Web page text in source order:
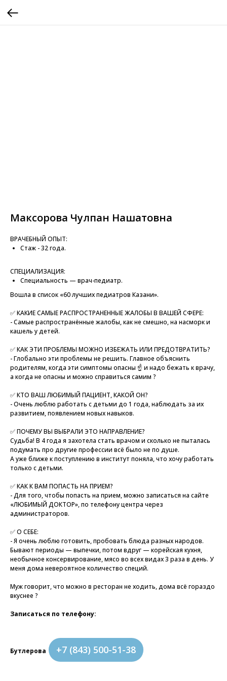
Максорова Чулпан Нашатовна
ВРАЧЕБНЫЙ ОПЫТ:
Стаж - 32 года.
СПЕЦИАЛИЗАЦИЯ:
Специальность — врач-педиатр.
Вошла в список «60 лучших педиатров Казани».
✅ КАКИЕ САМЫЕ РАСПРОСТРАНЕННЫЕ ЖАЛОБЫ В ВАШЕЙ СФЕРЕ:
- Самые распространённые жалобы, как не смешно, на насморк и
кашель у детей.
✅ КАК ЭТИ ПРОБЛЕМЫ МОЖНО ИЗБЕЖАТЬ ИЛИ ПРЕДОТВРАТИТЬ?
- Глобально эти проблемы не решить. Главное объяснить
родителям, когда эти симптомы опасны ☝️ и надо бежать к врачу,
а когда не опасны и можно справиться самим ?
✅ КТО ВАШ ЛЮБИМЫЙ ПАЦИЕНТ, КАКОЙ ОН?
- Очень люблю работать с детьми до 1 года, наблюдать за их
развитием, появлением новых навыков.
✅ ПОЧЕМУ ВЫ ВЫБРАЛИ ЭТО НАПРАВЛЕНИЕ?
Судьба! В 4 года я захотела стать врачом и сколько не пыталась
подумать про другие профессии всё было не по душе.
А уже ближе к поступлению в институт поняла, что хочу работать
только с детьми.
✅ КАК К ВАМ ПОПАСТЬ НА ПРИЕМ?
- Для того, чтобы попасть на прием, можно записаться на сайте
«ЛЮБИМЫЙ ДОКТОР», по телефону центра через
администраторов.
✅ О СЕБЕ:
- Я очень люблю готовить, пробовать блюда разных народов.
Бывают периоды — выпечки, потом вдруг — корейская кухня,
необычное консервирование, мясо во всех видах 3 раза в день. У
меня дома невероятное количество специй.
Муж говорит, что можно в ресторан не ходить, дома всё гораздо
вкуснее ?
Записаться по телефону:
Бутлерова +7 (843) 500-51-38